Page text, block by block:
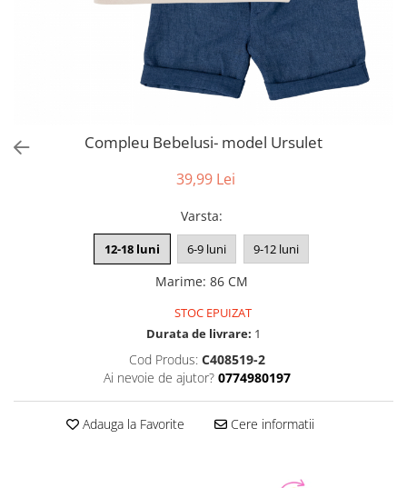
Compleu Bebelusi- model Ursulet
39,99 Lei
Varsta:
12-18 luni 6-9 luni 9-12 luni
Marime: 86 CM
STOC EPUIZAT
Durata de livrare: 1
Cod Produs: C408519-2
Ai nevoie de ajutor? 0774980197
Adauga la Favorite Cere informatii